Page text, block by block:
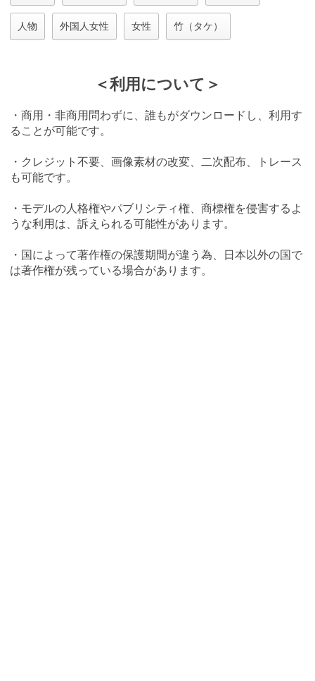
人物 外国人女性 女性 竹（タケ）
＜利用について＞
・商用・非商用問わずに、誰もがダウンロードし、利用す
ることが可能です。
・クレジット不要、画像素材の改変、二次配布、トレース
も可能です。
・モデルの人格権やパブリシティ権、商標権を侵害するよ
うな利用は、訴えられる可能性があります。
・国によって著作権の保護期間が違う為、日本以外の国で
は著作権が残っている場合があります。